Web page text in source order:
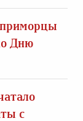
приморцы
Дню
с